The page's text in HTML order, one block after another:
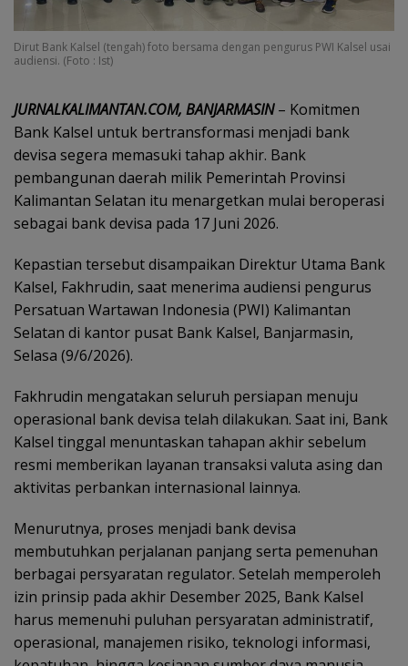
Dirut Bank Kalsel (tengah) foto bersama dengan pengurus PWI Kalsel usai
audiensi. (Foto : Ist)
JURNALKALIMANTAN.COM, BANJARMASIN– Komitmen
Bank Kalsel untuk bertransformasi menjadi bank
devisa segera memasuki tahap akhir. Bank
pembangunan daerah milik Pemerintah Provinsi
Kalimantan Selatan itu menargetkan mulai beroperasi
sebagai bank devisa pada 17 Juni 2026.
Kepastian tersebut disampaikan Direktur Utama Bank
Kalsel, Fakhrudin, saat menerima audiensi pengurus
Persatuan Wartawan Indonesia (PWI) Kalimantan
Selatan di kantor pusat Bank Kalsel, Banjarmasin,
Selasa (9/6/2026).
Fakhrudin mengatakan seluruh persiapan menuju
operasional bank devisa telah dilakukan. Saat ini, Bank
Kalsel tinggal menuntaskan tahapan akhir sebelum
resmi memberikan layanan transaksi valuta asing dan
aktivitas perbankan internasional lainnya.
Menurutnya, proses menjadi bank devisa
membutuhkan perjalanan panjang serta pemenuhan
berbagai persyaratan regulator. Setelah memperoleh
izin prinsip pada akhir Desember 2025, Bank Kalsel
harus memenuhi puluhan persyaratan administratif,
operasional, manajemen risiko, teknologi informasi,